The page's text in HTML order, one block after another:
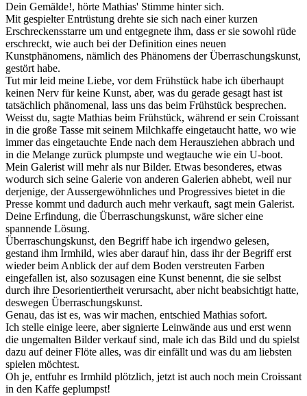
Dein Gemälde!, hörte Mathias' Stimme hinter sich.
Mit gespielter Entrüstung drehte sie sich nach einer kurzen
Erschreckensstarre um und entgegnete ihm, dass er sie sowohl rüde
erschreckt, wie auch bei der Definition eines neuen
Kunstphänomens, nämlich des Phänomens der Überraschungskunst,
gestört habe.
Tut mir leid meine Liebe, vor dem Frühstück habe ich überhaupt
keinen Nerv für keine Kunst, aber, was du gerade gesagt hast ist
tatsächlich phänomenal, lass uns das beim Frühstück besprechen.
Weisst du, sagte Mathias beim Frühstück, während er sein Croissant
in die große Tasse mit seinem Milchkaffe eingetaucht hatte, wo wie
immer das eingetauchte Ende nach dem Herausziehen abbrach und
in die Melange zurück plumpste und wegtauche wie ein U-boot.
Mein Galerist will mehr als nur Bilder. Etwas besonderes, etwas
wodurch sich seine Galerie von anderen Galerien abhebt, weil nur
derjenige, der Aussergewöhnliches und Progressives bietet in die
Presse kommt und dadurch auch mehr verkauft, sagt mein Galerist.
Deine Erfindung, die Überraschungskunst, wäre sicher eine
spannende Lösung.
Überraschungskunst, den Begriff habe ich irgendwo gelesen,
gestand ihm Irmhild, wies aber darauf hin, dass ihr der Begriff erst
wieder beim Anblick der auf dem Boden verstreuten Farben
eingefallen ist, also sozusagen eine Kunst benennt, die sie selbst
durch ihre Desorientiertheit verursacht, aber nicht beabsichtigt hatte,
deswegen Überraschungskunst.
Genau, das ist es, was wir machen, entschied Mathias sofort.
Ich stelle einige leere, aber signierte Leinwände aus und erst wenn
die ungemalten Bilder verkauf sind, male ich das Bild und du spielst
dazu auf deiner Flöte alles, was dir einfällt und was du am liebsten
spielen möchtest.
Oh je, entfuhr es Irmhild plötzlich, jetzt ist auch noch mein Croissant
in den Kaffe geplumpst!